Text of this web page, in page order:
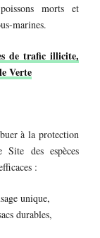
morts et
marines.
de trafic illicite,
Verte
à la protection
des espèces
:
unique,
durables,